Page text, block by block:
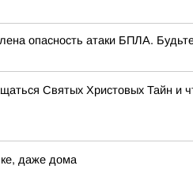
опасность атаки БПЛА.
Святых Христовых Тайн и
даже дома